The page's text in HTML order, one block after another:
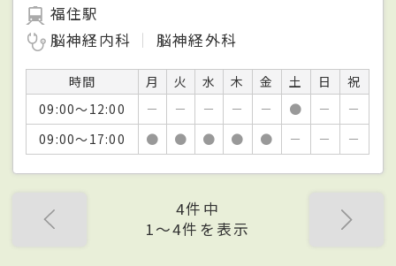
福住駅
脳神経内科
脳神経外科
時間 月 火 水 木 金 土 日
祝
09:00～12:00
－ － － － － ● －
－
09:00～17:00
● ● ● ● ● － － －
4件中
1〜4件を表示